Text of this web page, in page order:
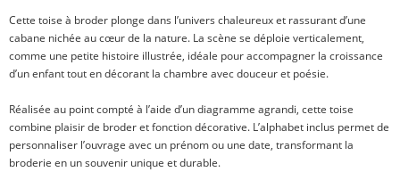
Cette toise à broder plonge dans l’univers chaleureux et rassurant d’une
cabane nichée au cœur de la nature. La scène se déploie verticalement,
comme une petite histoire illustrée, idéale pour accompagner la croissance
d’un enfant tout en décorant la chambre avec douceur et poésie.
Réalisée au point compté à l’aide d’un diagramme agrandi, cette toise
combine plaisir de broder et fonction décorative. L’alphabet inclus permet de
personnaliser l’ouvrage avec un prénom ou une date, transformant la
broderie en un souvenir unique et durable.